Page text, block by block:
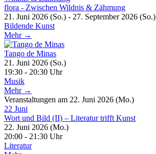
flora - Zwischen Wildnis & Zähmung
21. Juni 2026 (So.) - 27. September 2026 (So.)
Bildende Kunst
Mehr →
Tango de Minas
21. Juni 2026 (So.)
19:30 - 20:30 Uhr
Musik
Mehr →
Veranstaltungen am 22. Juni 2026 (Mo.)
22 Juni
Wort und Bild (II) – Literatur trifft Kunst
22. Juni 2026 (Mo.)
20:00 - 21:30 Uhr
Literatur